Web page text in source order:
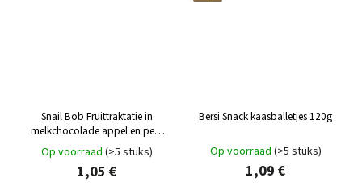
Snail Bob Fruittraktatie in
melkchocolade appel en peer
30 g
Op voorraad (>5 stuks)
1,05 €
Bersi Snack kaasballetjes 120g
Op voorraad (>5 stuks)
1,09 €